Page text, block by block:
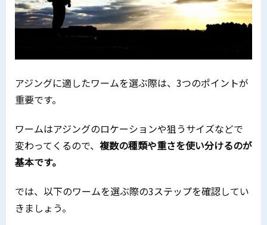
アジングに適したワームを選ぶ際は、3つのポイントが
重要です。
ワームはアジングのロケーションや狙うサイズなどで
変わってくるので、 複数の種類や重さを使い分けるのが
基本です。
では、以下のワームを選ぶ際の3ステップを確認してい
きましょう。